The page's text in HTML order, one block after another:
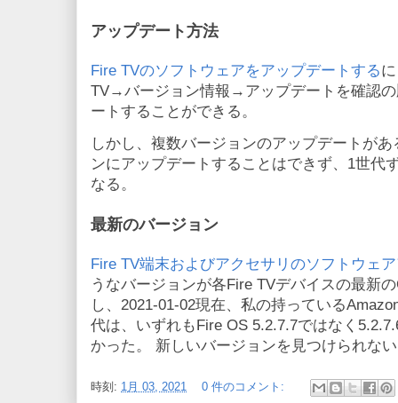
アップデート方法
Fire TVのソフトウェアをアップデートする
TV→バージョン情報→アップデートを確認
ートすることができる。
しかし、複数バージョンのアップデートが
ンにアップデートすることはできず、1世代
なる。
最新のバージョン
Fire TV端末およびアクセサリのソフトウェ
うなバージョンが各Fire TVデバイスの最新
し、2021-01-02現在、私の持っている
代は、いずれもFire OS 5.2.7.7ではなく
かった。 新しいバージョンを見つけられな
時刻: 1月 03, 2021 0 件のコメント: